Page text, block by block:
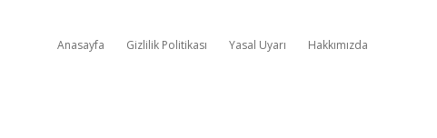
Anasayfa Gizlilik Politikası Yasal Uyarı Hakkımızda